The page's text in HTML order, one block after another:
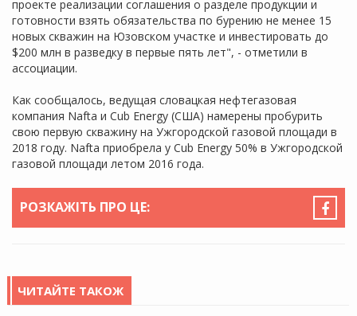
проекте реализации соглашения о разделе продукции и
готовности взять обязательства по бурению не менее 15
новых скважин на Юзовском участке и инвестировать до
$200 млн в разведку в первые пять лет", - отметили в
ассоциации.
Как сообщалось, ведущая словацкая нефтегазовая
компания Nafta и Cub Energy (США) намерены пробурить
свою первую скважину на Ужгородской газовой площади в
2018 году. Nafta приобрела у Cub Energy 50% в Ужгородской
газовой площади летом 2016 года.
РОЗКАЖІТЬ ПРО ЦЕ:
ЧИТАЙТЕ ТАКОЖ